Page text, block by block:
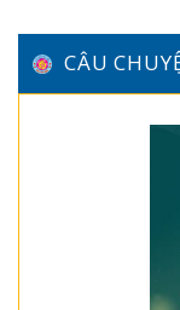
CÂU